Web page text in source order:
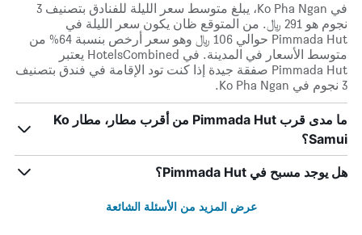
في Ko Pha Ngan، يبلغ متوسط ​​سعر الليلة للفنادق بتصنيف 3
نجوم هو 291 ﷼. من المتوقع ظان يكون سعر الليلة في
Pimmada Hut حوالي 106 ﷼ وهو سعر أرخص بنسبة 64% من
متوسط الأسعار في المدينة. في HotelsCombined يعتبر
Pimmada Hut صفقة جيدة إذا كنت تود الإقامة في فندق بتصنيف
3 نجوم في Ko Pha Ngan.
ما مدى قرب Pimmada Hut من أقرب مطار، مطار Ko
Samui؟
هل يوجد مسبح في Pimmada Hut؟
عرض المزيد من الأسئلة الشائعة